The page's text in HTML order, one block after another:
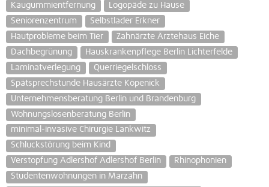
Kaugummientfernung
Logopäde zu Hause
Seniorenzentrum
Selbstlader Erkner
Hautprobleme beim Tier
Zahnärzte Ärztehaus Eiche
Dachbegrünung
Hauskrankenpflege Berlin Lichterfelde
Laminatverlegung
Querriegelschloss
Spätsprechstunde Hausärzte Köpenick
Unternehmensberatung Berlin und Brandenburg
Wohnungslosenberatung Berlin
minimal-invasive Chirurgie Lankwitz
Schluckstörung beim Kind
Verstopfung Adlershof Adlershof Berlin
Rhinophonien
Studentenwohnungen in Marzahn